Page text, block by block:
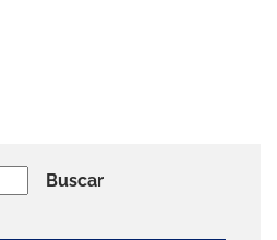
Buscar